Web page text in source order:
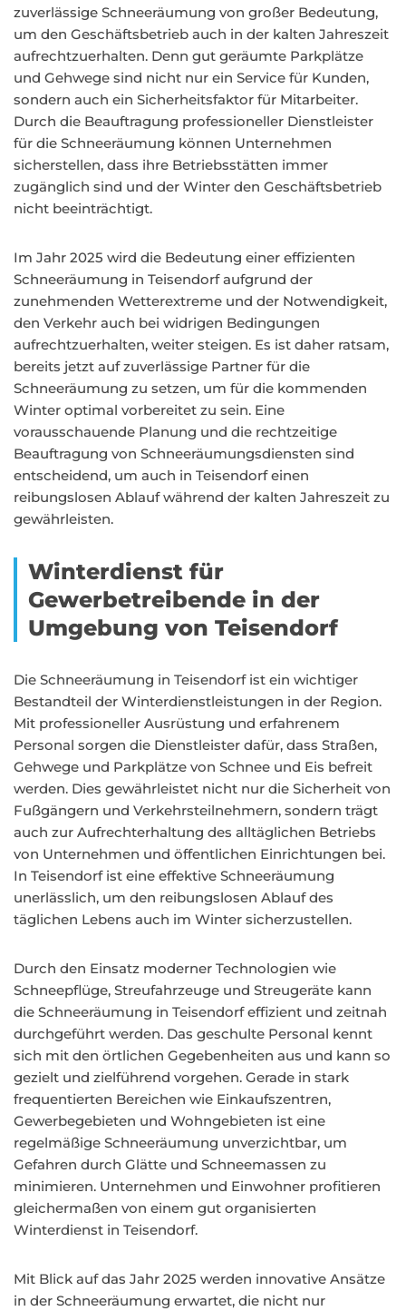
zuverlässige Schneeräumung von großer Bedeutung,
um den Geschäftsbetrieb auch in der kalten Jahreszeit
aufrechtzuerhalten. Denn gut geräumte Parkplätze
und Gehwege sind nicht nur ein Service für Kunden,
sondern auch ein Sicherheitsfaktor für Mitarbeiter.
Durch die Beauftragung professioneller Dienstleister
für die Schneeräumung können Unternehmen
sicherstellen, dass ihre Betriebsstätten immer
zugänglich sind und der Winter den Geschäftsbetrieb
nicht beeinträchtigt.
Im Jahr 2025 wird die Bedeutung einer effizienten
Schneeräumung in Teisendorf aufgrund der
zunehmenden Wetterextreme und der Notwendigkeit,
den Verkehr auch bei widrigen Bedingungen
aufrechtzuerhalten, weiter steigen. Es ist daher ratsam,
bereits jetzt auf zuverlässige Partner für die
Schneeräumung zu setzen, um für die kommenden
Winter optimal vorbereitet zu sein. Eine
vorausschauende Planung und die rechtzeitige
Beauftragung von Schneeräumungsdiensten sind
entscheidend, um auch in Teisendorf einen
reibungslosen Ablauf während der kalten Jahreszeit zu
gewährleisten.
Winterdienst für
Gewerbetreibende in der
Umgebung von Teisendorf
Die Schneeräumung in Teisendorf ist ein wichtiger
Bestandteil der Winterdienstleistungen in der Region.
Mit professioneller Ausrüstung und erfahrenem
Personal sorgen die Dienstleister dafür, dass Straßen,
Gehwege und Parkplätze von Schnee und Eis befreit
werden. Dies gewährleistet nicht nur die Sicherheit von
Fußgängern und Verkehrsteilnehmern, sondern trägt
auch zur Aufrechterhaltung des alltäglichen Betriebs
von Unternehmen und öffentlichen Einrichtungen bei.
In Teisendorf ist eine effektive Schneeräumung
unerlässlich, um den reibungslosen Ablauf des
täglichen Lebens auch im Winter sicherzustellen.
Durch den Einsatz moderner Technologien wie
Schneepflüge, Streufahrzeuge und Streugeräte kann
die Schneeräumung in Teisendorf effizient und zeitnah
durchgeführt werden. Das geschulte Personal kennt
sich mit den örtlichen Gegebenheiten aus und kann so
gezielt und zielführend vorgehen. Gerade in stark
frequentierten Bereichen wie Einkaufszentren,
Gewerbegebieten und Wohngebieten ist eine
regelmäßige Schneeräumung unverzichtbar, um
Gefahren durch Glätte und Schneemassen zu
minimieren. Unternehmen und Einwohner profitieren
gleichermaßen von einem gut organisierten
Winterdienst in Teisendorf.
Mit Blick auf das Jahr 2025 werden innovative Ansätze
in der Schneeräumung erwartet, die nicht nur